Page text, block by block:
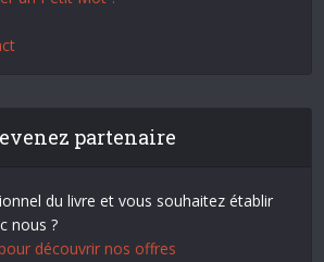
partenaire
du livre et vous souhaitez établir
nous ?
découvrir nos offres